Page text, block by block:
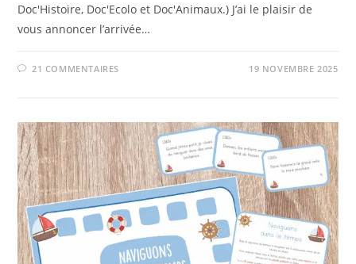
Doc'Histoire, Doc'Ecolo et Doc'Animaux.) J’ai le plaisir de
vous annoncer l’arrivée…
21 COMMENTAIRES 19 NOVEMBRE 2025